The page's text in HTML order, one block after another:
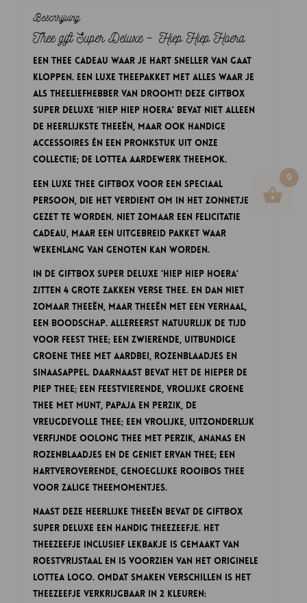
Beschrijving
Thee gift Super Deluxe – Hiep Hiep Hoera
Een thee cadeau waar je hart sneller van gaat
kloppen. Een luxe theepakket met alles waar je
als theeliefhebber van droomt! Deze Giftbox
Super Deluxe ‘Hiep Hiep Hoera’ bevat niet alleen
de heerlijkste theeën, maar ook handige
accessoires én een pronkstuk uit onze
collectie; de Lottea aardewerk Theemok.
Een luxe Thee Giftbox voor een speciaal
persoon, die het verdient om in het zonnetje
gezet te worden. Niet zomaar een felicitatie
cadeau, maar een uitgebreid pakket waar
wekenlang van genoten kan worden.
In de Giftbox Super Deluxe ‘Hiep Hiep Hoera’
zitten 4 grote zakken verse thee. En dan niet
zomaar theeën, maar theeën met een verhaal,
een boodschap. Allereerst natuurlijk de Tijd
voor Feest thee; een zwierende, uitbundige
Groene thee met aardbei, rozenblaadjes en
sinaasappel. Daarnaast bevat het de Hieper de
Piep thee; een feestvierende, vrolijke Groene
thee met munt, Papaja en perzik, de
Vreugdevolle thee; een vrolijke, uitzonderlijk
verfijnde Oolong thee met perzik, ananas en
rozenblaadjes en de Geniet Ervan thee; een
hartveroverende, genoeglijke Rooibos thee
voor zalige theemomentjes.
Naast deze heerlijke theeën bevat de Giftbox
Super Deluxe een handig Theezeefje. Het
Theezeefje inclusief lekbakje is gemaakt van
roestvrijstaal en is voorzien van het originele
Lottea logo. Omdat smaken verschillen is het
theezeefje verkrijgbaar in 2 kleuren:
0